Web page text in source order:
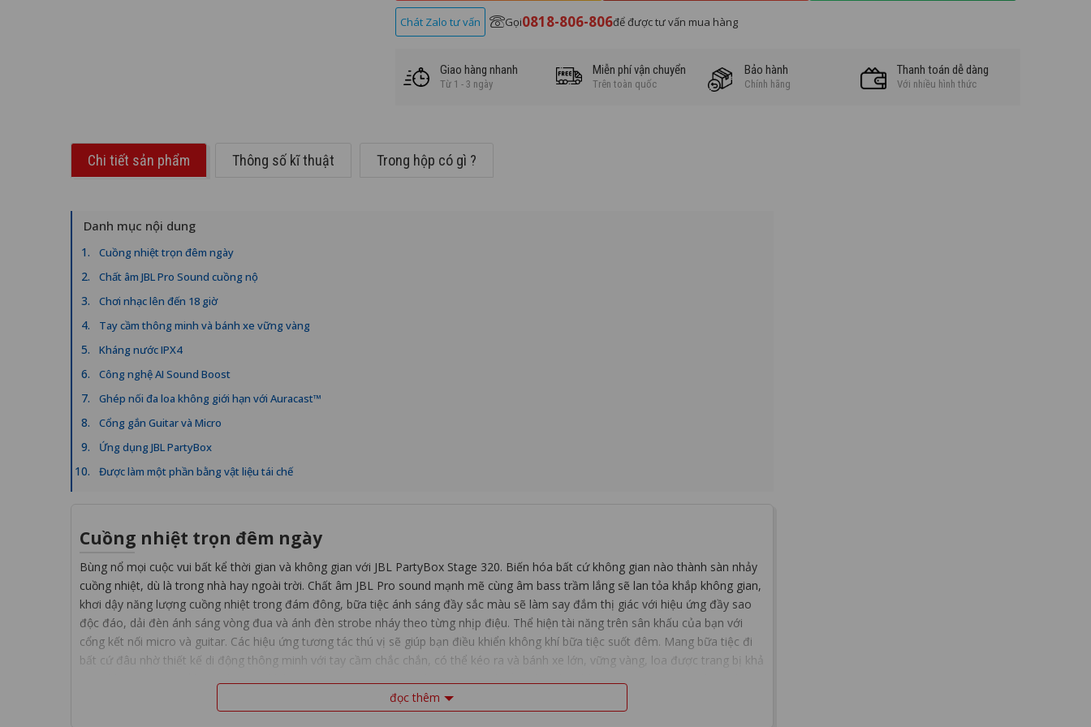
Chát Zalo tư vấn Gọi0818-806-806để được tư vấn mua hàng
Giao hàng nhanh
Từ 1 - 3 ngày
Miễn phí vận chuyển
Trên toàn quốc
Bảo hành
Chính hãng
Thanh toán dễ dàng
Với nhiều hình thức
Chi tiết sản phẩm Thông số kĩ thuật Trong hộp có gì ?
Danh mục nội dung
Cuồng nhiệt trọn đêm ngày
Chất âm JBL Pro Sound cuồng nộ
Chơi nhạc lên đến 18 giờ
Tay cầm thông minh và bánh xe vững vàng
Kháng nước IPX4
Công nghệ AI Sound Boost
Ghép nối đa loa không giới hạn với Auracast™
Cổng gắn Guitar và Micro
Ứng dụng JBL PartyBox
Được làm một phần bằng vật liệu tái chế
Cuồng nhiệt trọn đêm ngày
Bùng nổ mọi cuộc vui bất kể thời gian và không gian với JBL PartyBox Stage 320. Biến hóa bất cứ không gian nào thành sàn nhảy
cuồng nhiệt, dù là trong nhà hay ngoài trời. Chất âm JBL Pro sound mạnh mẽ cùng âm bass trầm lắng sẽ lan tỏa khắp không gian,
khơi dậy năng lượng cuồng nhiệt trong đám đông, bữa tiệc ánh sáng đầy sắc màu sẽ làm say đắm thị giác với hiệu ứng đầy sao
độc đáo, dải đèn ánh sáng vòng đua và ánh đèn strobe nháy theo từng nhịp điệu. Thể hiện tài năng trên sân khấu của bạn với
cổng kết nối micro và guitar. Các hiệu ứng tương tác thú vị sẽ giúp bạn điều khiển không khí bữa tiệc suốt đêm. Mang bữa tiệc đi
bất cứ đâu nhờ thiết kế di động thông minh với tay cầm chắc chắn, có thể kéo ra và bánh xe lớn, vững vàng, loa được trang bị khả
tiệc chưa dừng lại, chỉ cần thay thế pin sạc (được bán riêng) và tiếp tục cuồng nhiệt theo nhịp nhạc. Với những bữa tiệc lớn hơn
nữa, bạn có thể dễ dàng kết nối không dây nhiều loa JBL có hỗ trợ Auracast với nhau thông qua ứng dụng JBL PartyBox. JBL
đọc thêm